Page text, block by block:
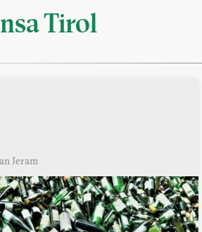
Tirol
Jeram